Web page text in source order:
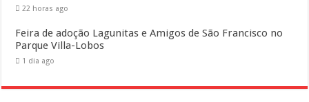
22 horas ago
Feira de adoção Lagunitas e Amigos de São Francisco no
Parque Villa-Lobos
1 dia ago